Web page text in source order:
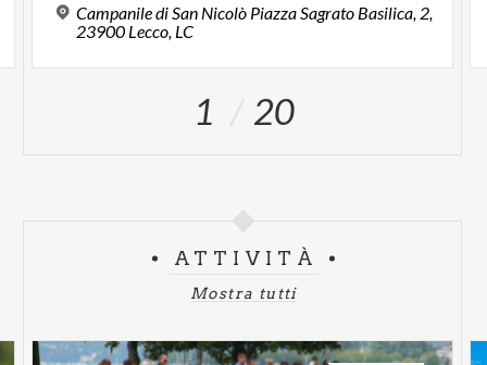
Campanile di San Nicolò Piazza Sagrato Basilica, 2,
23900 Lecco, LC
1 20
ATTIVITÀ
Mostra tutti